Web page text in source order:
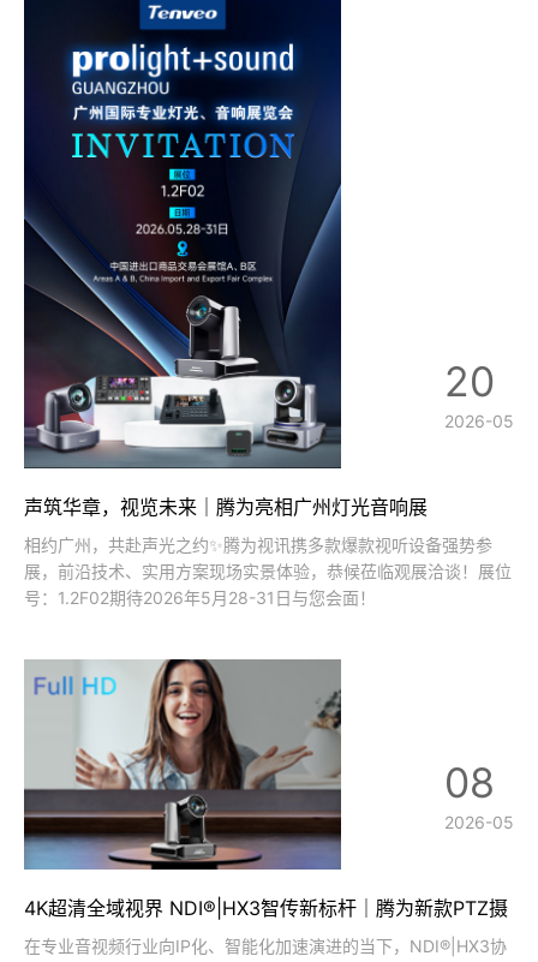
室、居家办公、差
声筑华章，视览未来｜腾为亮相广州灯光音响展
相约广州，共赴声光之约✨腾为视讯携多款爆款视听设备强势参
展，前沿技术、实用方案现场实景体验，恭候莅临观展洽谈！展位
号：1.2F02期待2026年5月28-31日与您会面！
20
2026-05
4K超清全域视界 NDI®|HX3智传新标杆｜腾为新款PTZ摄
像机深度解读
在专业音视频行业向IP化、智能化加速演进的当下，NDI®|HX3协
08
2026-05